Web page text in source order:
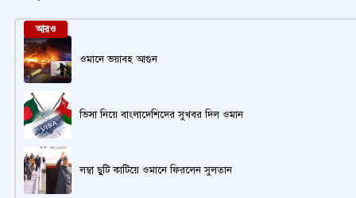
আরও
ওমানে ভয়াবহ আগুন
ভিসা নিয়ে বাংলাদেশিদের সুখবর দিল ওমান
লম্বা ছুটি কাটিয়ে ওমানে ফিরলেন সুলতান